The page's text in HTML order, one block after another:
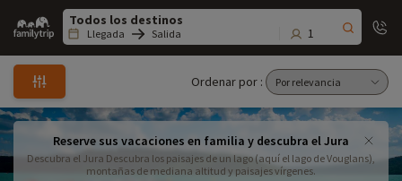
Family
trip
Llegada Salida 1
Ordenar por :
Reserve sus vacaciones en familia y descubra el Jura
Descubra el Jura Descubra los paisajes de un lago (aquí el lago de Vouglans),
montañas de mediana altitud y paisajes vírgenes.